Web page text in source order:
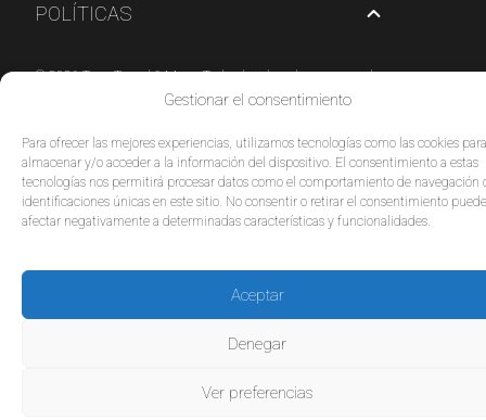
Gestionar el consentimiento
Para ofrecer las mejores experiencias, utilizamos tecnologías como las cookies para
almacenar y/o acceder a la información del dispositivo. El consentimiento a estas
tecnologías nos permitirá procesar datos como el comportamiento de navegación
identificaciones únicas en este sitio. No consentir o retirar el consentimiento puede
afectar negativamente a determinadas características y funcionalidades.
Aceptar
Denegar
Ver preferencias
POLÍTICAS
© 2026 Tour Travel & More. Todos los derechos reservados.